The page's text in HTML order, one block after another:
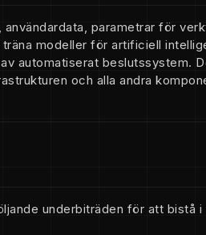
parametrar för
modeller för artificiell
automatiserat beslutssystem.
och alla andra
underbiträden för att bistå i